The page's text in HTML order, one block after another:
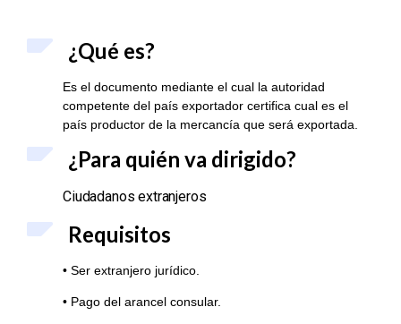
¿Qué es?
Es el documento mediante el cual la autoridad
competente del país exportador certifica cual es el
país productor de la mercancía que será exportada.
¿Para quién va dirigido?
Ciudadanos extranjeros
Requisitos
• Ser extranjero jurídico.
• Pago del arancel consular.